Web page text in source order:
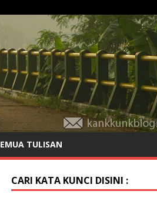
TULISAN
CARI KATA KUNCI DISINI :